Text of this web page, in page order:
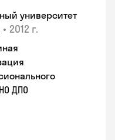
университет
• 2012 г.
ДПО